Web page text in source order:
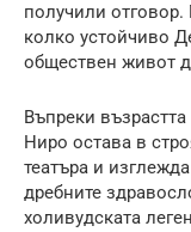
получили
колко устойчиво
обществен живот
Въпреки
Ниро остава в
театъра и
дребните
холивудската